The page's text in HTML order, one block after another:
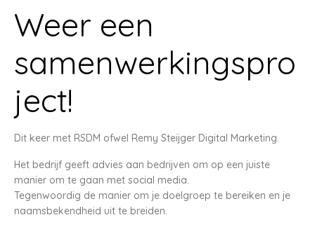
Weer een
samenwerkingspro
ject!
Dit keer met RSDM ofwel Remy Steijger Digital Marketing.
Het bedrijf geeft advies aan bedrijven om op een juiste
manier om te gaan met social media.
Tegenwoordig de manier om je doelgroep te bereiken en je
naamsbekendheid uit te breiden.